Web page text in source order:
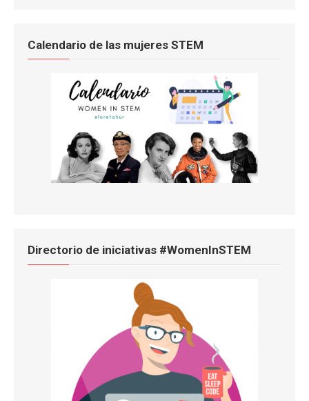
Calendario de las mujeres STEM
Directorio de iniciativas #WomenInSTEM